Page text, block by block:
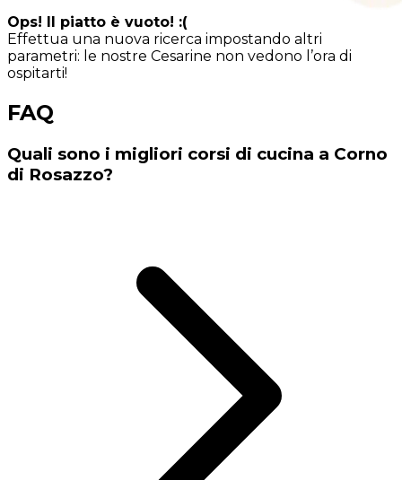
Ops! Il piatto è vuoto! :(
Effettua una nuova ricerca impostando altri
parametri: le nostre Cesarine non vedono l’ora di
ospitarti!
FAQ
Quali sono i migliori corsi di cucina a Corno
di Rosazzo?